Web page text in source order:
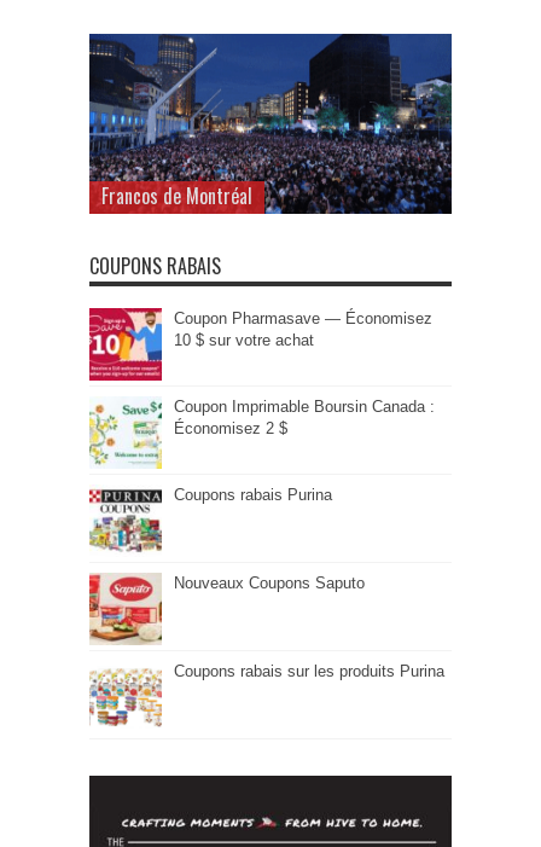
Francos de Montréal
COUPONS RABAIS
Coupon Pharmasave — Économisez
10 $ sur votre achat
Coupon Imprimable Boursin Canada :
Économisez 2 $
Coupons rabais Purina
Nouveaux Coupons Saputo
Coupons rabais sur les produits Purina